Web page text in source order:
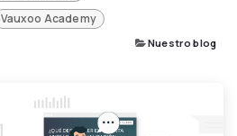
Vauxoo Academy
Nuestro blog